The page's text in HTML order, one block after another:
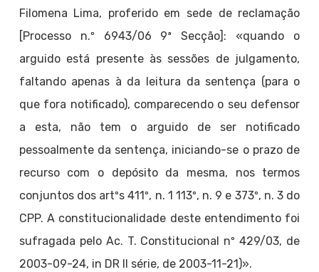
Filomena Lima, proferido em sede de reclamação
[Processo n.º 6943/06 9ª Secção]: «quando o
arguido está presente às sessões de julgamento,
faltando apenas à da leitura da sentença (para o
que fora notificado), comparecendo o seu defensor
a esta, não tem o arguido de ser notificado
pessoalmente da sentença, iniciando-se o prazo de
recurso com o depósito da mesma, nos termos
conjuntos dos artºs 411º, n. 1 113º, n. 9 e 373º, n. 3 do
CPP. A constitucionalidade deste entendimento foi
sufragada pelo Ac. T. Constitucional nº 429/03, de
2003-09-24, in DR II série, de 2003-11-21)».